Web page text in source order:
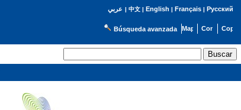
عربي | 中文| English | Français| Русский
Búsqueda avanzada